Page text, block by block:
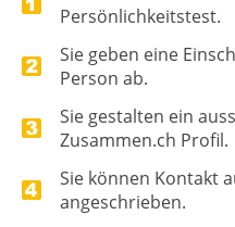
Persönlichkeitstest.
Sie geben eine
Person ab.
Sie gestalten ein
Zusammen.ch Profil.
Sie können Kontakt
angeschrieben.